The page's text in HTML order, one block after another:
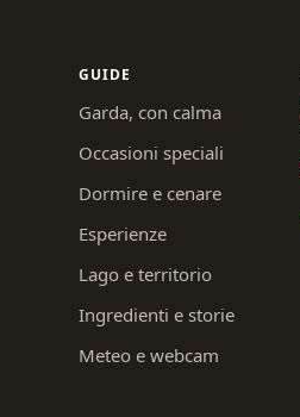
GUIDE
Garda, con calma
Occasioni speciali
Dormire e cenare
Esperienze
Lago e territorio
Ingredienti e storie
Meteo e webcam